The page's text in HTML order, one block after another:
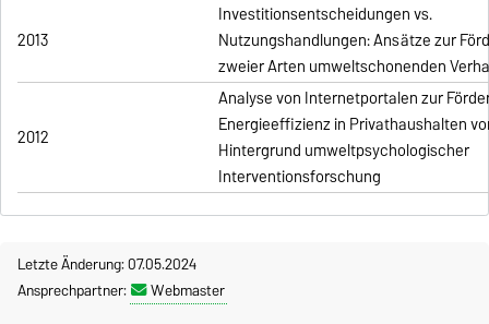
2013
Investitionsentscheidungen vs.
Nutzungshandlungen: Ansätze zur
zweier Arten umweltschonenden
2012
Analyse von Internetportalen zur
Energieeffizienz in Privathaushalten
Hintergrund umweltpsychologischer
Interventionsforschung
Letzte Änderung: 07.05.2024
Ansprechpartner:
Webmaster